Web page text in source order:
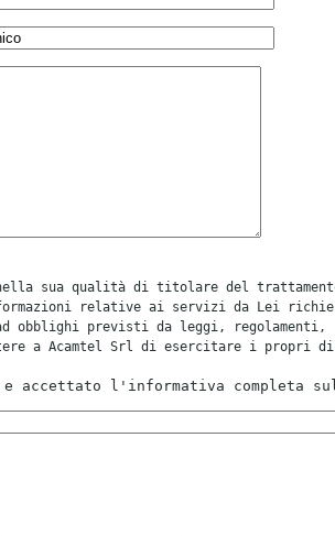
sua qualità di titolare del
relative ai servizi da Lei
obblighi previsti da leggi, regolamenti,
a Acamtel Srl di esercitare i
accettato l'informativa completa